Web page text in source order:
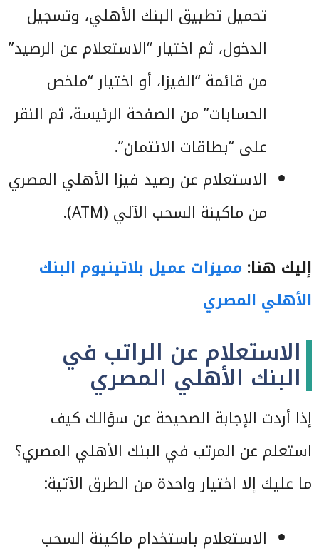
تحميل تطبيق البنك الأهلي، وتسجيل
الدخول، ثم اختيار “الاستعلام عن الرصيد”
من قائمة “الفيزا، أو اختيار “ملخص
الحسابات” من الصفحة الرئيسة، ثم النقر
على “بطاقات الائتمان”.
الاستعلام عن رصيد فيزا الأهلي المصري
من ماكينة السحب الآلي (ATM).
إليك هنا: مميزات عميل بلاتينيوم البنك
الأهلي المصري
الاستعلام عن الراتب في
البنك الأهلي المصري
إذا أردت الإجابة الصحيحة عن سؤالك كيف
استعلم عن المرتب في البنك الأهلي المصري؟
ما عليك إلا اختيار واحدة من الطرق الآتية:
الاستعلام باستخدام ماكينة السحب